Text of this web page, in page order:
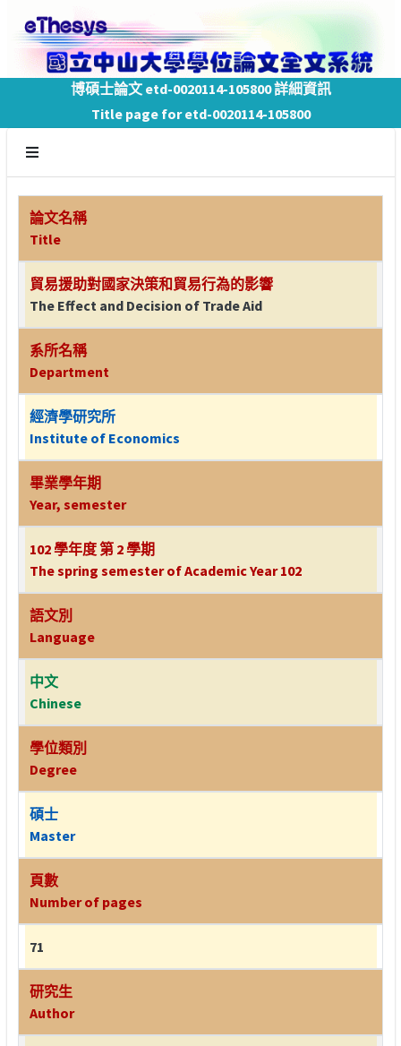
博碩士論文 etd-0020114-105800 詳細資訊
Title page for etd-0020114-105800
論文名稱
Title
貿易援助對國家決策和貿易行為的影響
The Effect and Decision of Trade Aid
系所名稱
Department
經濟學研究所
Institute of Economics
畢業學年期
Year, semester
102 學年度 第 2 學期
The spring semester of Academic Year 102
語文別
Language
中文
Chinese
學位類別
Degree
碩士
Master
頁數
Number of pages
71
研究生
Author